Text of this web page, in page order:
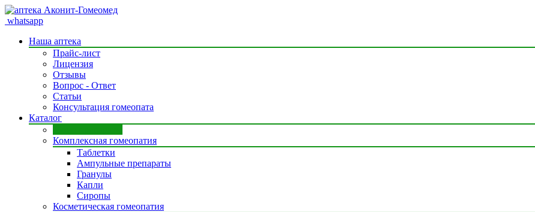
whatsapp
Наша аптека
Прайс-лист
Лицензия
Отзывы
Вопрос - Ответ
Статьи
Консультация гомеопата
Каталог
Комплексная гомеопатия
Таблетки
Ампульные препараты
Гранулы
Капли
Сиропы
Косметическая гомеопатия